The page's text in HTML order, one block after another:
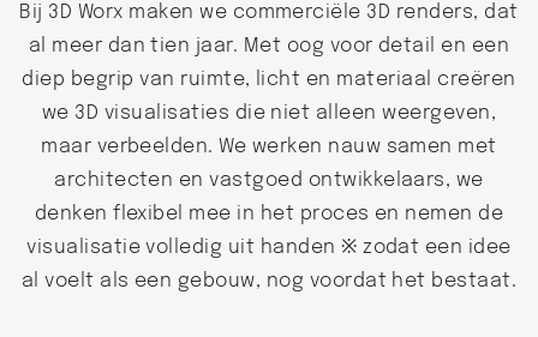
Bij 3D Worx maken we commerciële 3D renders, dat
al meer dan tien jaar. Met oog voor detail en een
diep begrip van ruimte, licht en materiaal creëren
we 3D visualisaties die niet alleen weergeven,
maar verbeelden. We werken nauw samen met
architecten en vastgoed ontwikkelaars, we
denken flexibel mee in het proces en nemen de
visualisatie volledig uit handen ※ zodat een idee
al voelt als een gebouw, nog voordat het bestaat.